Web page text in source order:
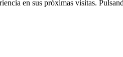
en sus próximas visitas.